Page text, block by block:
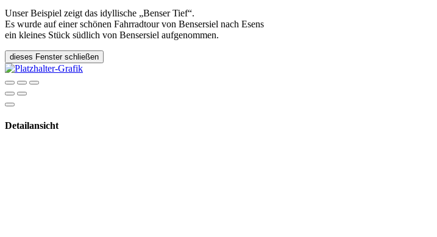
Unser Beispiel zeigt das idyllische „Benser Tief“.
Es wurde auf einer schönen Fahrradtour von Bensersiel nach Esens
ein kleines Stück südlich von Bensersiel aufgenommen.
dieses Fenster schließen
Detailansicht